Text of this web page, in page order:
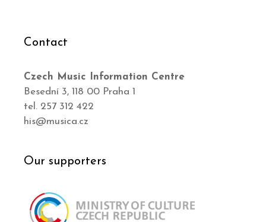
Contact
Czech Music Information Centre
Besední 3, 118 00 Praha 1
tel. 257 312 422
his@musica.cz
Our supporters